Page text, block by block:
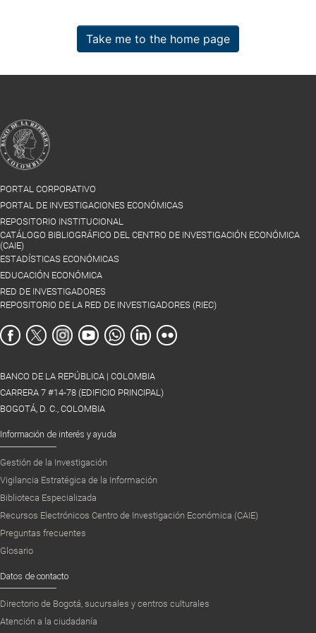
Take me to the home page
PORTAL CORPORATIVO
PORTAL DE INVESTIGACIONES ECONÓMICAS
REPOSITORIO INSTITUCIONAL
CATÁLOGO BIBLIOGRÁFICO DEL CENTRO DE INVESTIGACIÓN ECONÓMICA
(CAIE)
ESTADÍSTICAS ECONÓMICAS
EDUCACIÓN ECONÓMICA
RED DE INVESTIGADORES
REPOSITORIO DE LA RED DE INVESTIGADORES (RIEC)
BANCO DE LA REPÚBLICA | COLOMBIA
CARRERA 7 #14-78 (EDIFICIO PRINCIPAL)
BOGOTÁ, D. C., COLOMBIA
Información de interés y ayuda
Gestión de la Investigación
Vigilancia Estratégica de la Información
Biblioteca Especializada
Recursos Electrónicos Centro de Investigación Económica (CAIE)
Preguntas frecuentes
Glosario
Datos de contacto
Directorio de Bogotá, sucursales y centros culturales
Atención a la ciudadanía